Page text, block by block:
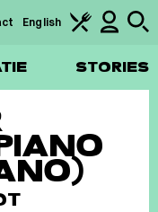
STORIES
English